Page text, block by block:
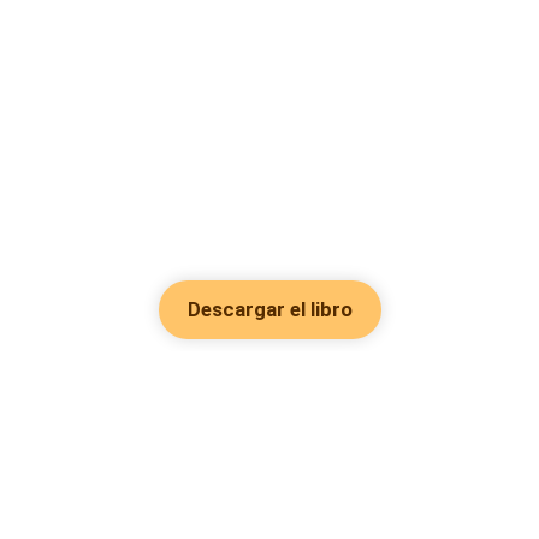
Descargar el libro